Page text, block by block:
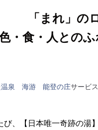
「まれ」の
・食・人との
温泉 海游 能登の庄サービス
び、【日本唯一奇跡の湯